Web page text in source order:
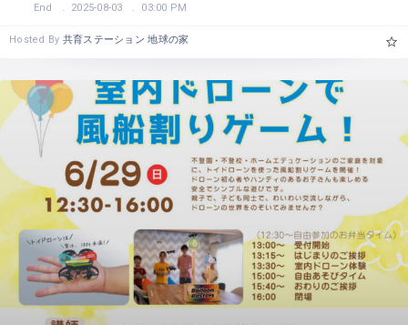
End
2025-08-03 03:00 PM
Hosted By 共育ステーション 地球の家